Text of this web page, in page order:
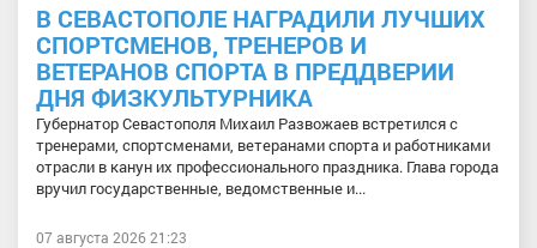
В СЕВАСТОПОЛЕ НАГРАДИЛИ ЛУЧШИХ
СПОРТСМЕНОВ, ТРЕНЕРОВ И
ВЕТЕРАНОВ СПОРТА В ПРЕДДВЕРИИ
ДНЯ ФИЗКУЛЬТУРНИКА
Губернатор Севастополя Михаил Развожаев встретился с
тренерами, спортсменами, ветеранами спорта и работниками
отрасли в канун их профессионального праздника. Глава города
вручил государственные, ведомственные и...
07 августа 2026 21:23